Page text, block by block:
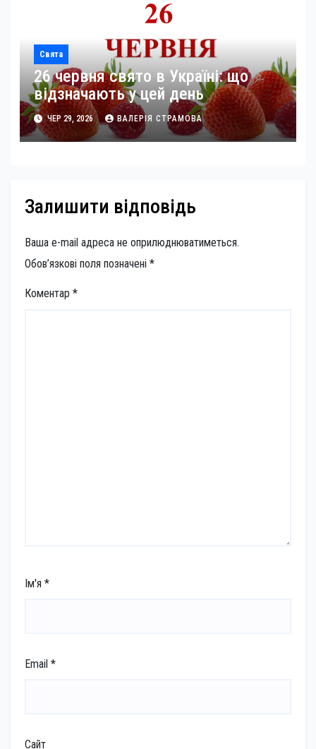
Свята
26 червня свято в Україні: що
відзначають у цей день
ЧЕР 29, 2026 ВАЛЕРІЯ СТРАМОВА
Залишити відповідь
Ваша e-mail адреса не оприлюднюватиметься.
Обов’язкові поля позначені *
Коментар *
Ім'я *
Email *
Сайт